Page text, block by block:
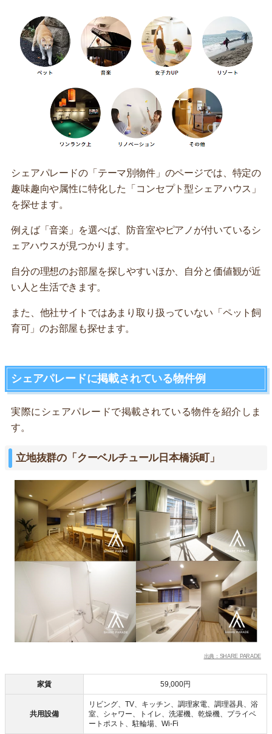
シェアパレードの「テーマ別物件」のページでは、特定の
趣味趣向や属性に特化した「コンセプト型シェアハウス」
を探せます。
例えば「音楽」を選べば、防音室やピアノが付いているシ
ェアハウスが見つかります。
自分の理想のお部屋を探しやすいほか、自分と価値観が近
い人と生活できます。
また、他社サイトではあまり取り扱っていない「ペット飼
育可」のお部屋も探せます。
シェアパレードに掲載されている物件例
実際にシェアパレードで掲載されている物件を紹介しま
す。
立地抜群の「クーベルチュール日本橋浜町」
出典：SHARE PARADE
家賃 59,000円
共用設備
リビング、TV、キッチン、調理家電、調理器具、浴
室、シャワー、トイレ、洗濯機、乾燥機、プライベ
ートポスト、駐輪場、Wi-Fi